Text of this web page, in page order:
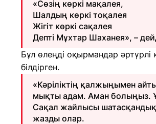
«Сөзің көркі мақалея,
Шалдың көркі тоқалея
Жігіт көркі сақалея
Депті Мұхтар Шаханея», –
Бұл өлеңді оқырмандар әртүрлі
білдірген.
«Кәріліктің қалжыңымен
мықты адам. Аман болыңыз.
Сақал жайлысы
жазды олар.